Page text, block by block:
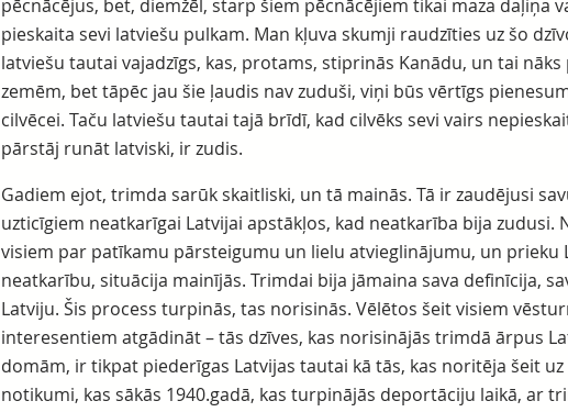
pēcnācējus, bet, diemžēl, starp šiem pēcnācējiem tikai maza daļiņa
pieskaita sevi latviešu pulkam. Man kļuva skumji raudzīties uz šo
latviešu tautai vajadzīgs, kas, protams, stiprinās Kanādu, un tai
zemēm, bet tāpēc jau šie ļaudis nav zuduši, viņi būs vērtīgs
cilvēcei. Taču latviešu tautai tajā brīdī, kad cilvēks sevi vairs
pārstāj runāt latviski, ir zudis.
Gadiem ejot, trimda sarūk skaitliski, un tā mainās. Tā ir zaudējusi
uzticīgiem neatkarīgai Latvijai apstākļos, kad neatkarība bija zudusi.
visiem par patīkamu pārsteigumu un lielu atvieglinājumu, un prieku
neatkarību, situācija mainījās. Trimdai bija jāmaina sava definīcija,
Latviju. Šis process turpinās, tas norisinās. Vēlētos šeit visiem
interesentiem atgādināt – tās dzīves, kas norisinājās trimdā ārpus
domām, ir tikpat piederīgas Latvijas tautai kā tās, kas noritēja šeit uz
notikumi, kas sākās 1940.gadā, kas turpinājās deportāciju laikā, ar